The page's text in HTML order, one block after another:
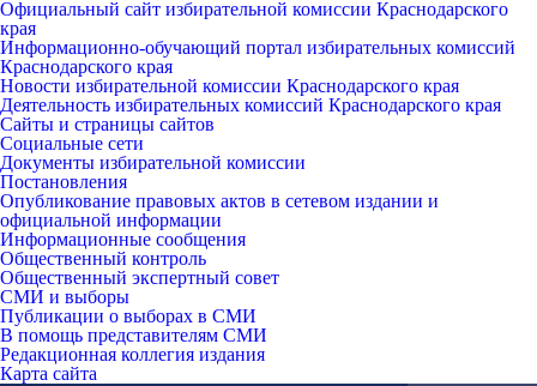
Официальный сайт избирательной комиссии Краснодарского
края
Информационно-обучающий портал избирательных комиссий
Краснодарского края
Новости избирательной комиссии Краснодарского края
Деятельность избирательных комиссий Краснодарского края
Сайты и страницы сайтов
Социальные сети
Документы избирательной комиссии
Постановления
Опубликование правовых актов в сетевом издании и
официальной информации
Информационные сообщения
Общественный контроль
Общественный экспертный совет
СМИ и выборы
Публикации о выборах в СМИ
В помощь представителям СМИ
Редакционная коллегия издания
Карта сайта